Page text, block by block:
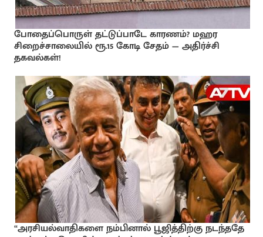
போதைப்பொருள் தட்டுப்பாடே காரணம்? மஹர
சிறைச்சாலையில் ரூ.15 கோடி சேதம் — அதிர்ச்சி
தகவல்கள்!
“அரசியல்வாதிகளை நம்பினால் பூஜித்திற்கு நடந்ததே